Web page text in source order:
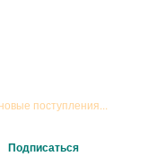
поступления...